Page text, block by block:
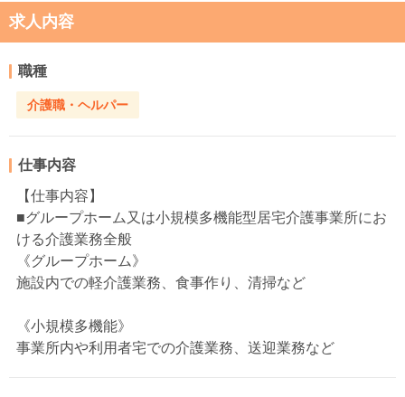
求人内容
職種
介護職・ヘルパー
仕事内容
【仕事内容】
■グループホーム又は小規模多機能型居宅介護事業所にお
ける介護業務全般
《グループホーム》
施設内での軽介護業務、食事作り、清掃など
《小規模多機能》
事業所内や利用者宅での介護業務、送迎業務など